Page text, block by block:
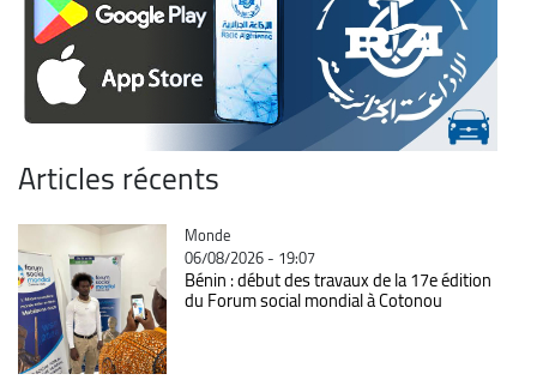
Articles récents
Catégorie
Monde
06/08/2026 - 19:07
Bénin : début des travaux de la 17e édition
du Forum social mondial à Cotonou